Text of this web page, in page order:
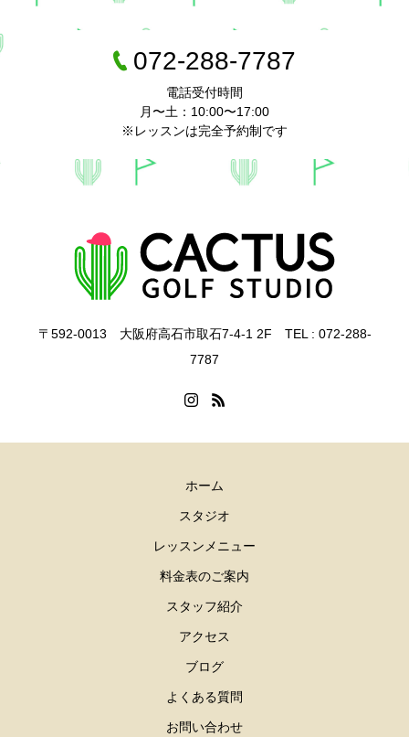
072-288-7787
電話受付時間
月〜土：10:00〜17:00
※レッスンは完全予約制です
〒592-0013 大阪府高石市取石7-4-1 2F TEL : 072-288-
7787
ホーム
スタジオ
レッスンメニュー
料金表のご案内
スタッフ紹介
アクセス
ブログ
よくある質問
お問い合わせ